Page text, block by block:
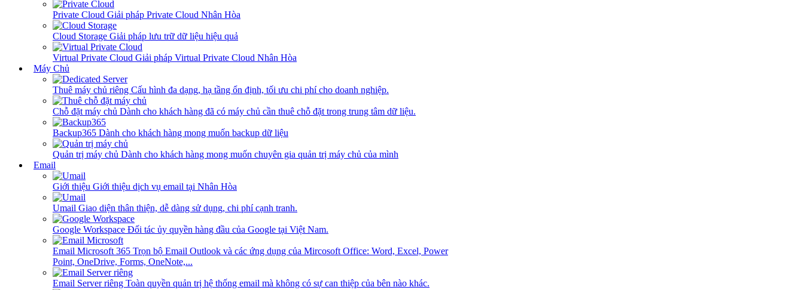
Private Cloud Giải pháp Private Cloud Nhân Hòa
Cloud Storage Giải pháp lưu trữ dữ liệu hiệu quả
Virtual Private Cloud Giải pháp Virtual Private Cloud Nhân Hòa
Máy Chủ
Thuê máy chủ riêng Cấu hình đa dạng, hạ tầng ổn định, tối ưu chi phí cho doanh nghiệp.
Chỗ đặt máy chủ Dành cho khách hàng đã có máy chủ cần thuê chỗ đặt trong trung tâm dữ liệu.
Backup365 Dành cho khách hàng mong muốn backup dữ liệu
Quản trị máy chủ Dành cho khách hàng mong muốn chuyên gia quản trị máy chủ của mình
Email
Giới thiệu Giới thiệu dịch vụ email tại Nhân Hòa
Umail Giao diện thân thiện, dễ dàng sử dụng, chi phí cạnh tranh.
Google Workspace Đối tác ủy quyền hàng đầu của Google tại Việt Nam.
Email Microsoft 365 Trọn bộ Email Outlook và các ứng dụng của Mircosoft Office: Word, Excel, Power
Point, OneDrive, Forms, OneNote,...
Email Server riêng Toàn quyền quản trị hệ thống email mà không có sự can thiệp của bên nào khác.